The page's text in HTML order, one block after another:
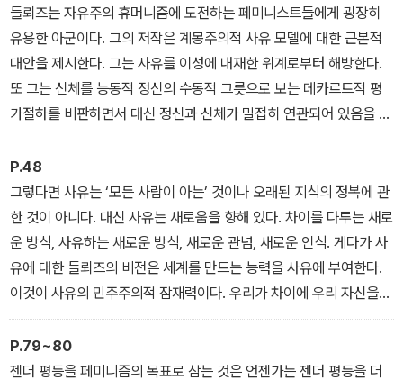
들뢰즈는 자유주의 휴머니즘에 도전하는 페미니스트들에게 굉장히
유용한 아군이다. 그의 저작은 계몽주의적 사유 모델에 대한 근본적
대안을 제시한다. 그는 사유를 이성에 내재한 위계로부터 해방한다.
또 그는 신체를 능동적 정신의 수동적 그릇으로 보는 데카르트적 평
가절하를 비판하면서 대신 정신과 신체가 밀접히 연관되어 있음을 주
장한다. 즉 사유를 주체의 내면성으로부터 해방시킨다.
P.48
그렇다면 사유는 ‘모든 사람이 아는’ 것이나 오래된 지식의 정복에 관
한 것이 아니다. 대신 사유는 새로움을 향해 있다. 차이를 다루는 새로
운 방식, 사유하는 새로운 방식, 새로운 관념, 새로운 인식. 게다가 사
유에 대한 들뢰즈의 비전은 세계를 만드는 능력을 사유에 부여한다.
이것이 사유의 민주주의적 잠재력이다. 우리가 차이에 우리 자신을
열 수 있게 된다면, 우리 모두 사유에 참여함으로써 하나의 새롭고 더
나은 세계가 될 수 있다.
P.79~80
젠더 평등을 페미니즘의 목표로 삼는 것은 언젠가는 젠더 평등을 더